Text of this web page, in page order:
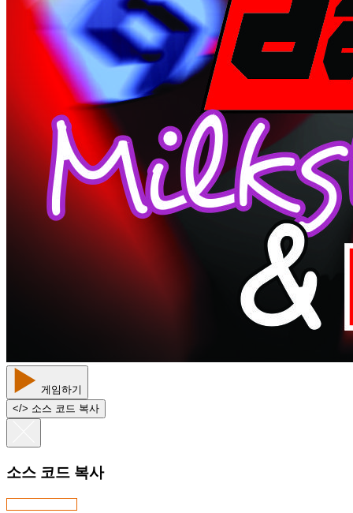
게임하기
</> 소스 코드 복사
소스 코드 복사